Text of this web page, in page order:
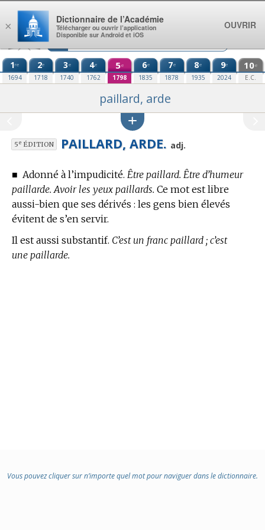
Aller au contenu
1re
1694
2e
1718
3e
1740
4e
1762
5e
1798
6e
1835
7e
1878
8e
1935
9e
2024
10e
E.C.
paillard, arde
5eÉDITION PAILLARD, ARDE. adj.
■ Adonné à l’impudicité. Être paillard. Être d’humeur
paillarde. Avoir les yeux paillards. Ce mot est libre
aussi-bien que ses dérivés : les gens bien élevés
évitent de s’en servir.
Il est aussi substantif. C’est un franc paillard ; c’est
une paillarde.
Vous pouvez cliquer sur n’importe quel mot pour naviguer dans le dictionnaire.
×
Dictionnaire de l’Académie
Télécharger ou ouvrir l’application
Disponible sur Android et iOS
OUVRIR